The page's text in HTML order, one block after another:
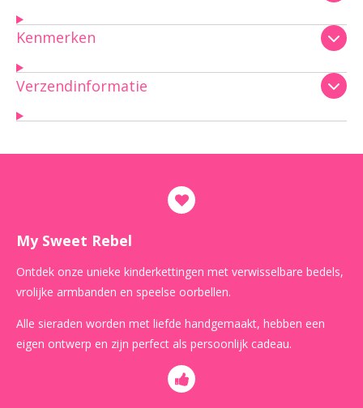
Kenmerken
Verzendinformatie
My Sweet Rebel
Ontdek onze unieke kinderkettingen met verwisselbare bedels,
vrolijke armbanden en speelse oorbellen.
Alle sieraden worden met liefde handgemaakt, hebben een
eigen ontwerp en zijn perfect als persoonlijk cadeau.